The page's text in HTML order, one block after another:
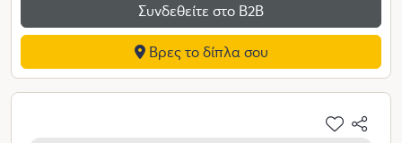
Συνδεθείτε στο Β2Β
Βρες το δίπλα σου